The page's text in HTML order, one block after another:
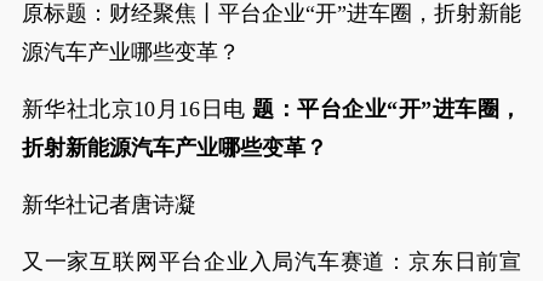
原标题：财经聚焦丨平台企业“开”进车圈，折射新能
源汽车产业哪些变革？
新华社北京10月16日电题：平台企业“开”进车圈，
折射新能源汽车产业哪些变革？
新华社记者唐诗凝
又一家互联网平台企业入局汽车赛道：京东日前宣